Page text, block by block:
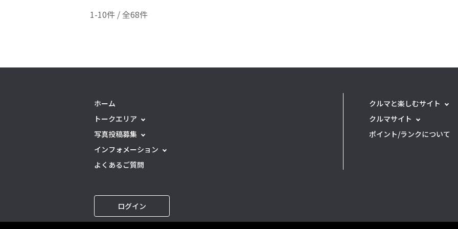
1-10件 / 全68件
ホーム
トークエリア
写真投稿募集
インフォメーション
よくあるご質問
クルマと楽しむサイト
クルマサイト
ポイント/ランクについて
ログイン